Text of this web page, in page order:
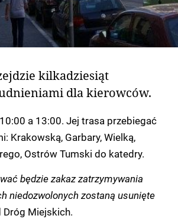
kilkadziesiąt
dla kierowców.
a 13:00. Jej trasa przebiegać
Krakowską, Garbary, Wielką,
Ostrów Tumski do katedry.
będzie zakaz zatrzymywania
niedozwolonych zostaną usunięte
Miejskich.